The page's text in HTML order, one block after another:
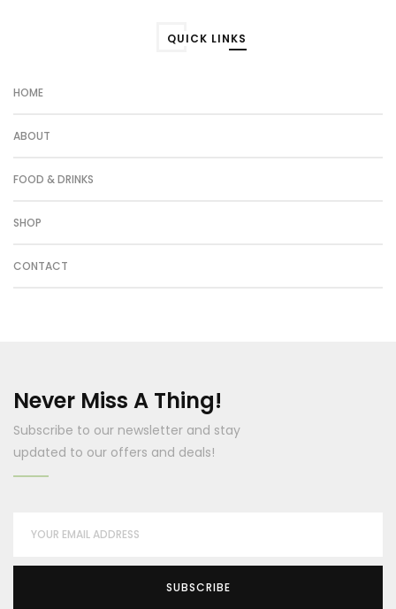
QUICK LINKS
HOME
ABOUT
FOOD & DRINKS
SHOP
CONTACT
Never Miss A Thing!
Subscribe to our newsletter and stay
updated to our offers and deals!